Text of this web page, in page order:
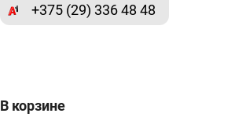
+375 (29) 336 48 48
В корзине